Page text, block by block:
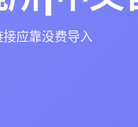
应靠没费导入